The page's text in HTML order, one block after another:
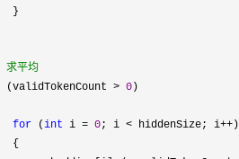
}
求平均
(validTokenCount > 0 )
for (int i = 0; i < hiddenSize; i++ )
{